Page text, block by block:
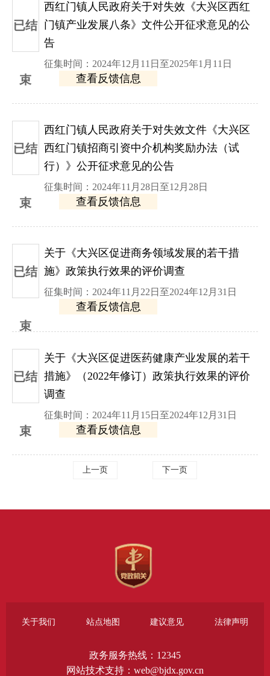
已结
束
西红门镇人民政府关于对失效《大兴区西红
门镇产业发展八条》文件公开征求意见的公
告
征集时间：2024年12月11日至2025年1月11日
查看反馈信息
已结
束
西红门镇人民政府关于对失效文件《大兴区
西红门镇招商引资中介机构奖励办法（试
行）》公开征求意见的公告
征集时间：2024年11月28日至12月28日
查看反馈信息
已结
束
关于《大兴区促进商务领域发展的若干措
施》政策执行效果的评价调查
征集时间：2024年11月22日至2024年12月31日
查看反馈信息
已结
束
关于《大兴区促进医药健康产业发展的若干
措施》（2022年修订）政策执行效果的评价
调查
征集时间：2024年11月15日至2024年12月31日
查看反馈信息
上一页 下一页
关于我们 站点地图 建议意见 法律声明
政务服务热线：12345
网站技术支持：web@bjdx.gov.cn